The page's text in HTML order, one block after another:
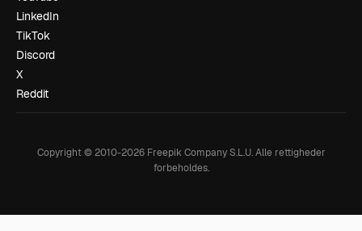
LinkedIn
TikTok
Discord
X
Reddit
Copyright © 2010-2026Freepik Company S.L.U. Alle rettigheder
forbeholdes.